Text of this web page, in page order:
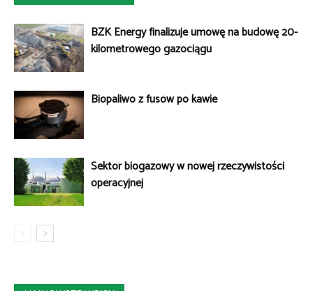
BZK Energy finalizuje umowę na budowę 20-
kilometrowego gazociągu
Biopaliwo z fusów po kawie
Sektor biogazowy w nowej rzeczywistości
operacyjnej